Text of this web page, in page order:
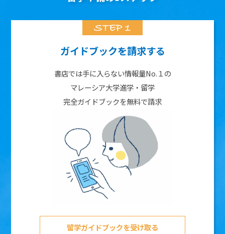
ガイドブックを請求する
書店では手に入らない情報量No.１の
マレーシア大学進学・留学
完全ガイドブックを無料で請求
留学ガイドブックを受け取る